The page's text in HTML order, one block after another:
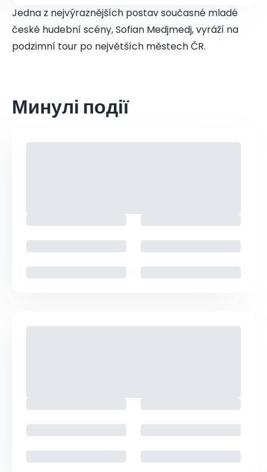
Jedna z nejvýraznějších postav současné mladé
české hudební scény, Sofian Medjmedj, vyráží na
podzimní tour po největších městech ČR.
Минулі події